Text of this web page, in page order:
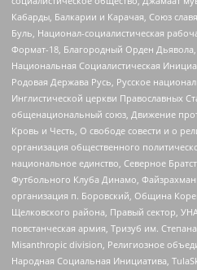
Кабарды, Балкарии и Карачая, Союз
Буль, Национал-социалистическая
Формат-18, Благородный Орден
Национальная Социалистическая
Родовая Держава Русь, Русское
Инглистической церкви Православных
общенациональный союз, Движение
Кровь и Честь, О свободе совести и о
организация общественного
национальное единство, Северное
Футбольного Клуба Динамо,
организация п. Боровский, Община
Щелковского района, Правый сектор,
повстанческая армия, Тризуб им.
Misanthropic division, Религиозное
Народная Социальная Инициатива,